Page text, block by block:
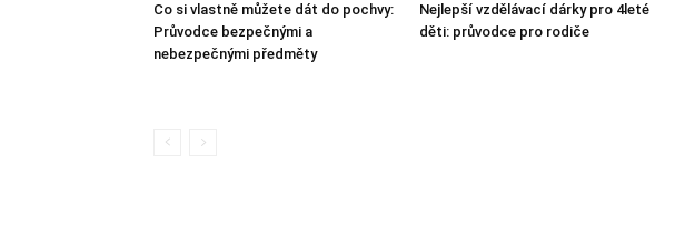
Co si vlastně můžete dát do pochvy:
Průvodce bezpečnými a
nebezpečnými předměty
Nejlepší vzdělávací dárky pro 4leté
děti: průvodce pro rodiče